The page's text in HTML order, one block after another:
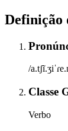
Definição
/
Classe
Verbo